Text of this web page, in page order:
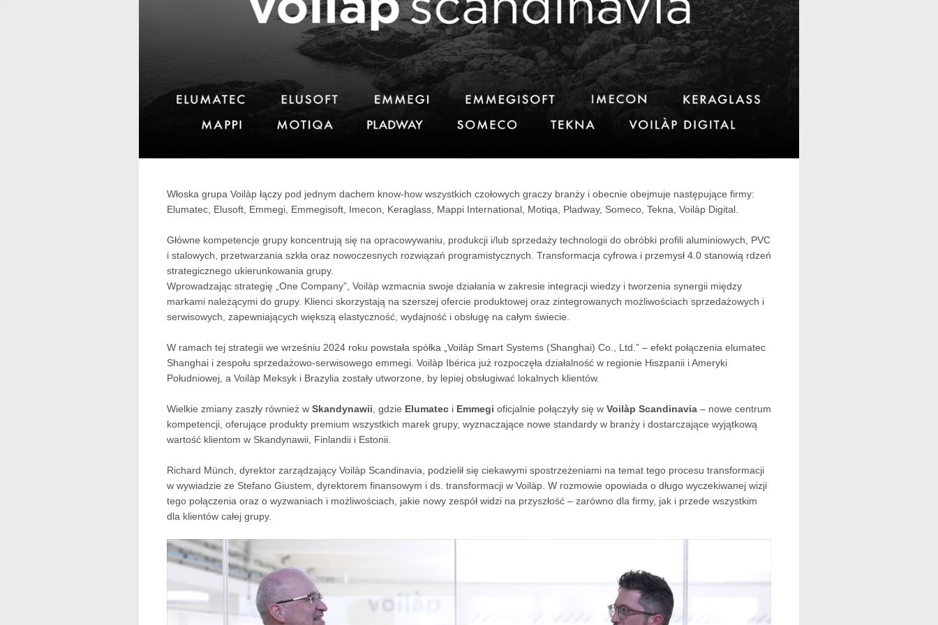
Włoska grupa Voilàp łączy pod jednym dachem know-how wszystkich czołowych graczy branży i obecnie obejmuje następujące firmy:
Elumatec, Elusoft, Emmegi, Emmegisoft, Imecon, Keraglass, Mappi International, Motiqa, Pladway, Someco, Tekna, Voilàp Digital.
Główne kompetencje grupy koncentrują się na opracowywaniu, produkcji i/lub sprzedaży technologii do obróbki profili aluminiowych, PVC
i stalowych, przetwarzania szkła oraz nowoczesnych rozwiązań programistycznych. Transformacja cyfrowa i przemysł 4.0 stanowią rdzeń
strategicznego ukierunkowania grupy.
Wprowadzając strategię „One Company”, Voilàp wzmacnia swoje działania w zakresie integracji wiedzy i tworzenia synergii między
markami należącymi do grupy. Klienci skorzystają na szerszej ofercie produktowej oraz zintegrowanych możliwościach sprzedażowych i
serwisowych, zapewniających większą elastyczność, wydajność i obsługę na całym świecie.
W ramach tej strategii we wrześniu 2024 roku powstała spółka „Voilàp Smart Systems (Shanghai) Co., Ltd.” – efekt połączenia elumatec
Shanghai i zespołu sprzedażowo-serwisowego emmegi. Voilàp Ibérica już rozpoczęła działalność w regionie Hiszpanii i Ameryki
Południowej, a Voilàp Meksyk i Brazylia zostały utworzone, by lepiej obsługiwać lokalnych klientów.
Wielkie zmiany zaszły również w Skandynawii, gdzie Elumatec i Emmegi oficjalnie połączyły się w Voilàp Scandinavia – nowe centrum
kompetencji, oferujące produkty premium wszystkich marek grupy, wyznaczające nowe standardy w branży i dostarczające wyjątkową
wartość klientom w Skandynawii, Finlandii i Estonii.
Richard Münch, dyrektor zarządzający Voilàp Scandinavia, podzielił się ciekawymi spostrzeżeniami na temat tego procesu transformacji
w wywiadzie ze Stefano Giustem, dyrektorem finansowym i ds. transformacji w Voilàp. W rozmowie opowiada o długo wyczekiwanej wizji
tego połączenia oraz o wyzwaniach i możliwościach, jakie nowy zespół widzi na przyszłość – zarówno dla firmy, jak i przede wszystkim
dla klientów całej grupy.